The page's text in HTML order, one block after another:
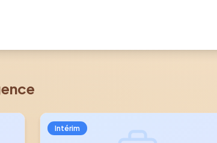
Intérim